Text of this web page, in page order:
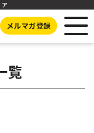
メルマガ登録
覧